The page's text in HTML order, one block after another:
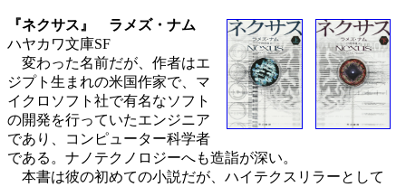
『ネクサス』 ラメズ・ナム
ハヤカワ文庫SF
変わった名前だが、作者はエ
ジプト生まれの米国作家で、マ
イクロソフト社で有名なソフト
の開発を行っていたエンジニア
であり、コンピューター科学者
である。ナノテクノロジーへも造詣が深い。
本書は彼の初めての小説だが、ハイテクスリラーとして